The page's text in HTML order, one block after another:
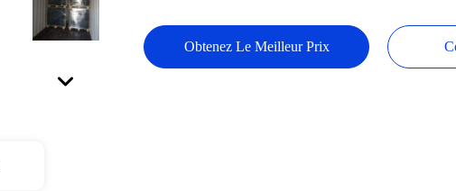
Obtenez Le Meilleur Prix